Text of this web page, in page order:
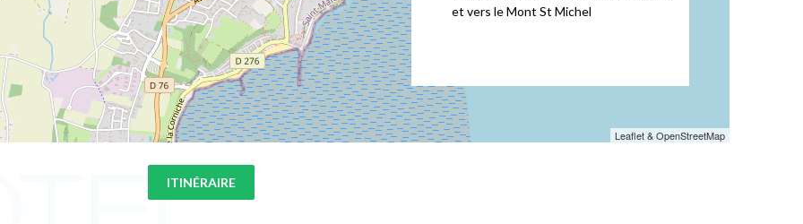
Leaflet & OpenStreetMap
ITINÉRAIRE
et vers le Mont St Michel